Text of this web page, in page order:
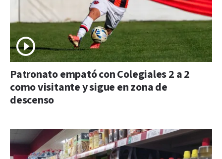
Patronato empató con Colegiales 2 a 2
como visitante y sigue en zona de
descenso